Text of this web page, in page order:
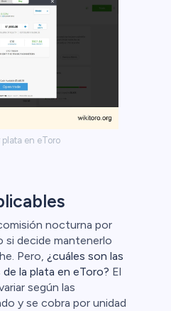
plata en eToro
nocturna por
decide mantenerlo
Pero, ¿cuáles son las
la plata en eToro? El
según las
y se cobra por unidad